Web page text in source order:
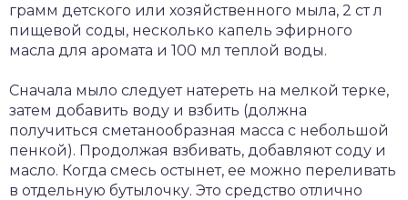
грамм детского или хозяйственного мыла, 2 ст л
пищевой соды, несколько капель эфирного
масла для аромата и 100 мл теплой воды.
Сначала мыло следует натереть на мелкой терке,
затем добавить воду и взбить (должна
получиться сметанообразная масса с небольшой
пенкой). Продолжая взбивать, добавляют соду и
масло. Когда смесь остынет, ее можно переливать
в отдельную бутылочку. Это средство отлично